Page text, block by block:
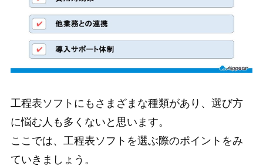
工程表ソフトにもさまざまな種類があり、選び方
に悩む人も多くないと思います。
ここでは、工程表ソフトを選ぶ際のポイントをみ
ていきましょう。